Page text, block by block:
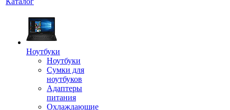
Ноутбуки
Ноутбуки
Сумки для
ноутбуков
Адаптеры
питания
Охлаждающие